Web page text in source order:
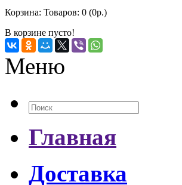
Корзина: Товаров: 0 (0р.)
В корзине пусто!
Меню
Главная
Доставка